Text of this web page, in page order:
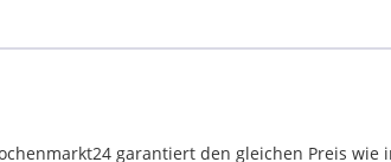
garantiert den gleichen Preis wie